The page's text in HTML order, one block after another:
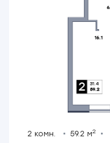
2 комн. 59.2 м2